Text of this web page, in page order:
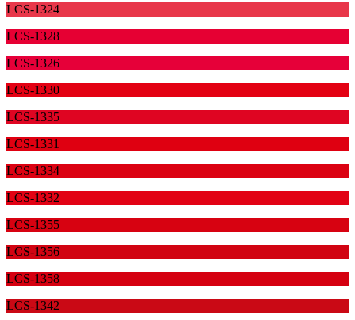
LCS-1324
LCS-1328
LCS-1326
LCS-1330
LCS-1335
LCS-1331
LCS-1334
LCS-1332
LCS-1355
LCS-1356
LCS-1358
LCS-1342